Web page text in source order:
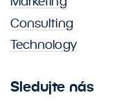
Consulting
Technology
Sledujte nás